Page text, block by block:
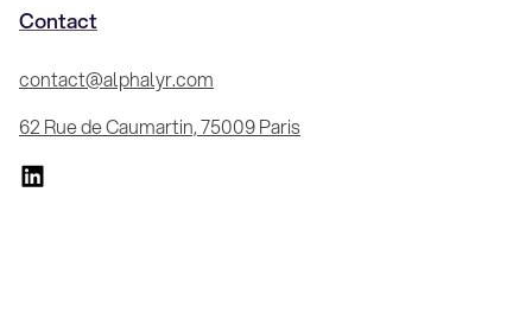
Contact
contact@alphalyr.com
62 Rue de Caumartin, 75009 Paris